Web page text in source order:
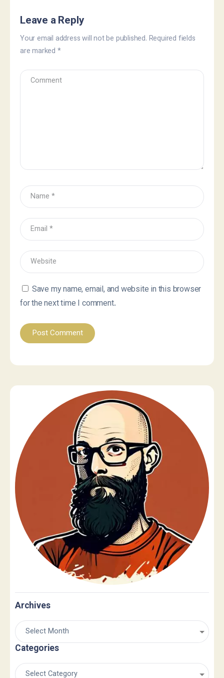
Leave a Reply
Your email address will not be published. Required fields
are marked *
Save my name, email, and website in this browser
for the next time I comment.
Archives
Categories